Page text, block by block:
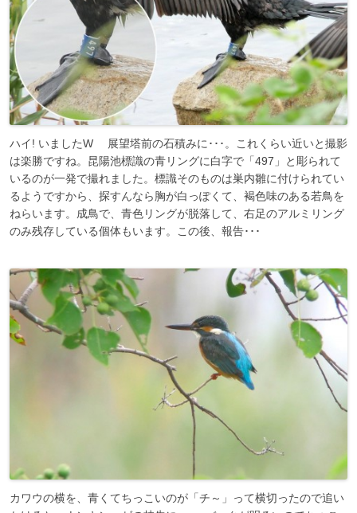
ハイ! いましたW 展望塔前の石積みに･･･。これくらい近いと撮影
は楽勝ですね。昆陽池標識の青リングに白字で「497」と彫られて
いるのが一発で撮れました。標識そのものは巣内雛に付けられてい
るようですから、探すんなら胸が白っぽくて、褐色味のある若鳥を
ねらいます。成鳥で、青色リングが脱落して、右足のアルミリング
のみ残存している個体もいます。この後、報告･･･
カワウの横を、青くてちっこいのが「チ～」って横切ったので追い